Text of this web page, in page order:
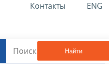
Контакты ENG
Найти